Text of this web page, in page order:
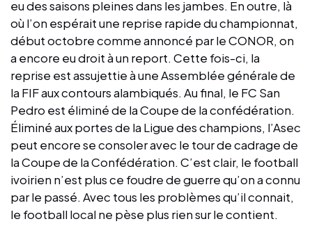
eu des saisons pleines dans les jambes. En outre, là
où l’on espérait une reprise rapide du championnat,
début octobre comme annoncé par le CONOR, on
a encore eu droit à un report. Cette fois-ci, la
reprise est assujettie à une Assemblée générale de
la FIF aux contours alambiqués. Au final, le FC San
Pedro est éliminé de la Coupe de la confédération.
Éliminé aux portes de la Ligue des champions, l’Asec
peut encore se consoler avec le tour de cadrage de
la Coupe de la Confédération. C’est clair, le football
ivoirien n’est plus ce foudre de guerre qu’on a connu
par le passé. Avec tous les problèmes qu’il connait,
le football local ne pèse plus rien sur le contient.